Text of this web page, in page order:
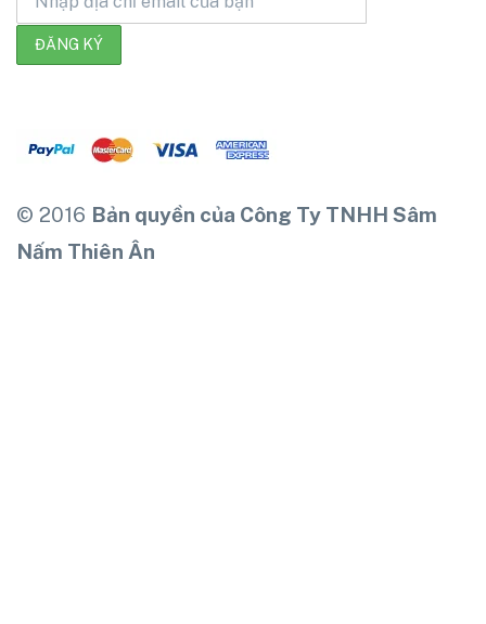
© 2016 Bản quyền của Công Ty TNHH Sâm
Nấm Thiên Ân